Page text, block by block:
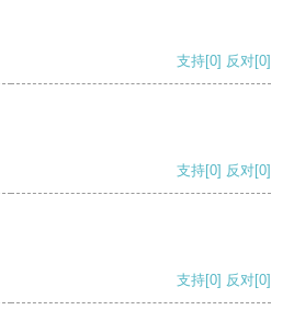
支持[0] 反对[0]
支持[0] 反对[0]
支持[0] 反对[0]